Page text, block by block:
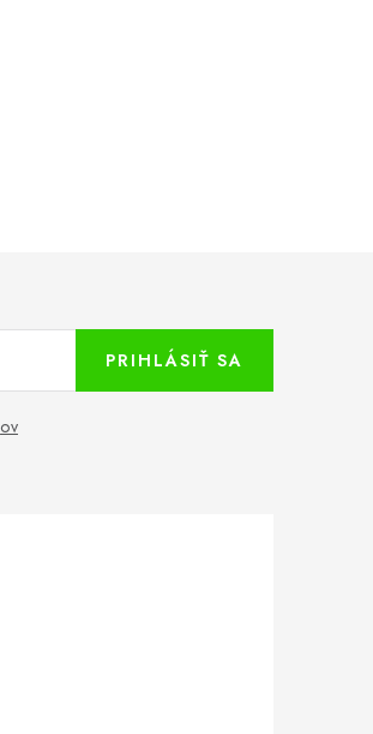
PRIHLÁSIŤ SA